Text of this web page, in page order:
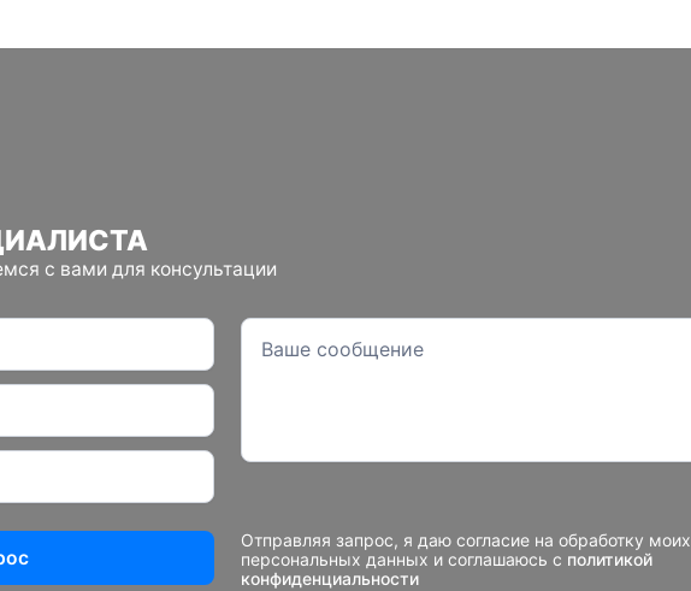
с вами для консультации
Отправляя запрос, я даю согласие на обработку моих
персональных данных и соглашаюсь с политикой
конфиденциальности